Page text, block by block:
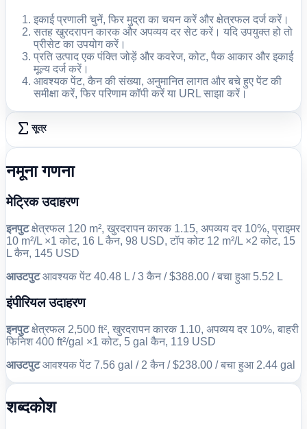
इकाई प्रणाली चुनें, फिर मुद्रा का चयन करें और क्षेत्रफल दर्ज करें।
सतह खुरदरापन कारक और अपव्यय दर सेट करें। यदि उपयुक्त हो तो
प्रीसेट का उपयोग करें।
प्रति उत्पाद एक पंक्ति जोड़ें और कवरेज, कोट, पैक आकार और इकाई
मूल्य दर्ज करें।
आवश्यक पेंट, कैन की संख्या, अनुमानित लागत और बचे हुए पेंट की
समीक्षा करें, फिर परिणाम कॉपी करें या URL साझा करें।
सूत्र
नमूना गणना
मेट्रिक उदाहरण
इनपुटक्षेत्रफल 120 m², खुरदरापन कारक 1.15, अपव्यय दर 10%, प्राइमर
10 m²/L ×1 कोट, 16 L कैन, 98 USD, टॉप कोट 12 m²/L ×2 कोट, 15
L कैन, 145 USD
आउटपुटआवश्यक पेंट 40.48 L / 3 कैन / $388.00 / बचा हुआ 5.52 L
इंपीरियल उदाहरण
इनपुटक्षेत्रफल 2,500 ft², खुरदरापन कारक 1.10, अपव्यय दर 10%, बाहरी
फिनिश 400 ft²/gal ×1 कोट, 5 gal कैन, 119 USD
आउटपुटआवश्यक पेंट 7.56 gal / 2 कैन / $238.00 / बचा हुआ 2.44 gal
शब्दकोश